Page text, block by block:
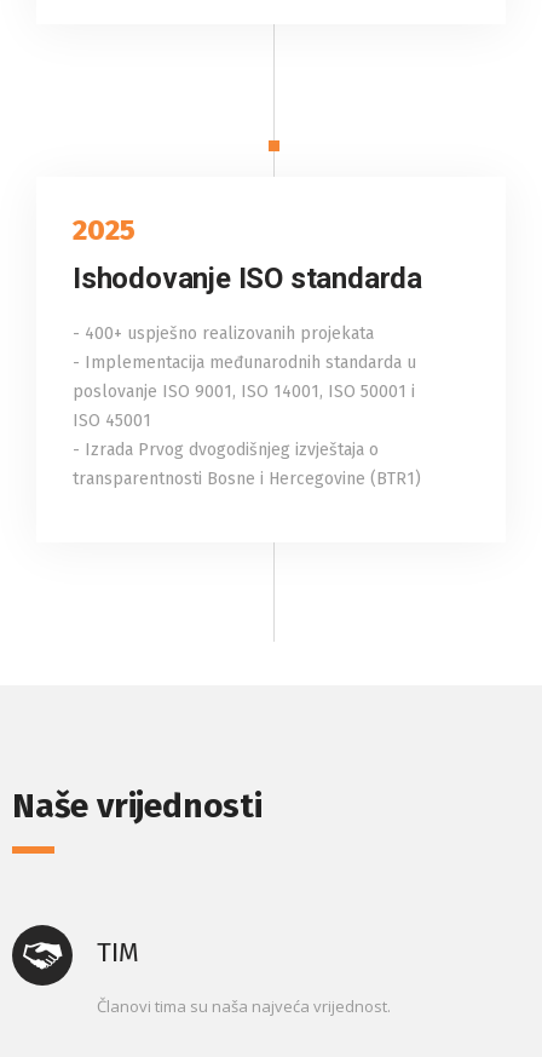
2025
Ishodovanje ISO standarda
- 400+ uspješno realizovanih projekata
- Implementacija međunarodnih standarda u
poslovanje ISO 9001, ISO 14001, ISO 50001 i
ISO 45001
- Izrada Prvog dvogodišnjeg izvještaja o
transparentnosti Bosne i Hercegovine (BTR1)
Naše vrijednosti
TIM
Članovi tima su naša najveća vrijednost.